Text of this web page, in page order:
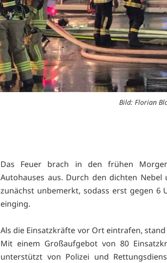
Bild: Florian
Das Feuer brach in den frühen
Autohauses aus. Durch den dichten
zunächst unbemerkt, sodass erst gegen
einging.
Als die Einsatzkräfte vor Ort eintrafen,
Mit einem Großaufgebot von 80
unterstützt von Polizei und